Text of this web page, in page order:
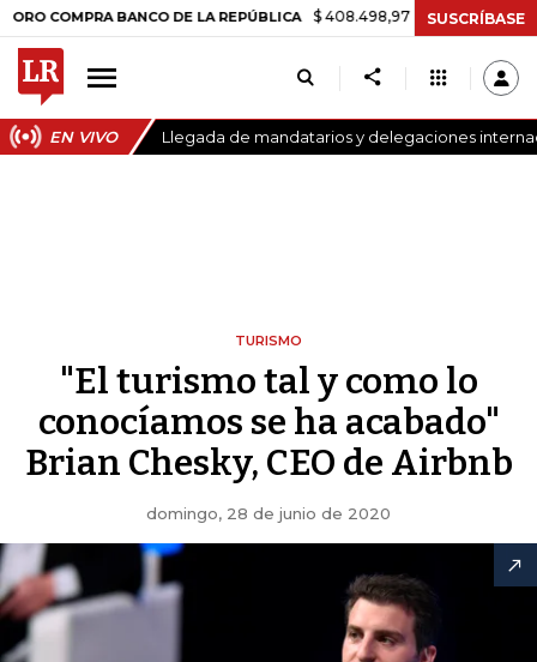
BANCO DE LA REPÚBLICA $ 408.498,97 +$ 8.753,81 +2,19%
SUSCRÍBASE
EN VIVO Llegada de mandatarios y delegaciones
TURISMO
"El turismo tal y como lo
conocíamos se ha acabado"
Brian Chesky, CEO de Airbnb
domingo, 28 de junio de 2020